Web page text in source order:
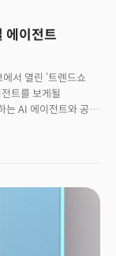
이전트
서 열린 ‘트렌드쇼
트를 보게될
는 AI 에이전트와 공간
언맨에 등장하는 AI
비스 ‘이프렌드’
에서 12년 동안